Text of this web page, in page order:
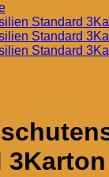
3Karton